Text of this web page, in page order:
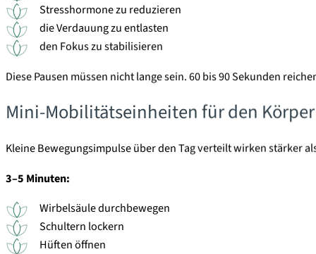
Stresshormone zu reduzieren
die Verdauung zu entlasten
den Fokus zu stabilisieren
Diese Pausen müssen nicht lange sein. 60 bis 90 Sekunden
Mini-Mobilitätseinheiten für den Körper
Kleine Bewegungsimpulse über den Tag verteilt wirken stärker
3–5 Minuten:
Wirbelsäule durchbewegen
Schultern lockern
Hüften öffnen